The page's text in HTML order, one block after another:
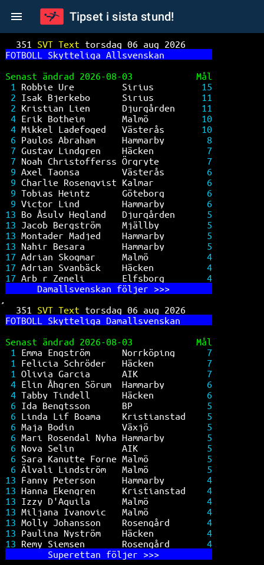
Tipset i sista stund!
351 SVT Text torsdag 06 aug 2026
FOTBOLL Skytteliga Allsvenskan
Senast ändrad 2026-08-03            Mål
1 Robbie Ure         Sirius 15
2 Isak Bjerkebo      Sirius 11
2 Kristian Lien      Djurgården 11
4 Erik Botheim       Malmö 10
4 Mikkel Ladefoged   Västerås 10
6 Paulos Abraham     Hammarby 8
7 Gustav Lindgren    Häcken 7
7 Noah Christofferss Örgryte 7
9 Axel Taonsa        Västerås 6
9 Charlie Rosenqvist Kalmar 6
9 Tobias Heintz      Göteborg 6
9 Victor Lind        Hammarby 6
13 Bo Åsulv Hegland   Djurgården 5
13 Jacob Bergström    Mjällby 5
13 Montader Madjed    Hammarby 5
13 Nahir Besara       Hammarby 5
17 Adrian Skogmar     Malmö 4
17 Adrian Svanbäck    Häcken 4
17 Arb r Zeneli       Elfsborg 4
      Da
mallsvenskan följer >>>
351 SVT Text torsdag 06 aug 2026
FOTBOLL Skytteliga Damallsvenskan
Senast ändrad 2026-08-03            Mål
1 Emma Engström      Norrköping 7
1 Felicia Schröder   Häcken 7
1 Olivia Garcia      AIK 7
4 Elin Åhgren Sörum  Hammarby 6
4 Tabby Tindell      Häcken 6
6 Ida Bengtsson      BP 5
6 Linda Lif Boama    Kristianstad 5
6 Maja Bodin         Växjö 5
6 Mari Rosendal Nyha Hammarby 5
6 Nova Selin         AIK 5
6 Sara Kanutte Forne Malmö 5
6 Älvali Lindström   Malmö 5
13 Fanny Peterson     Hammarby 4
13 Hanna Ekengren     Kristianstad 4
13 Izzy D'Aquila      Malmö 4
13 Miljana Ivanovic   Malmö 4
13 Molly Johansson    Rosengård 4
13 Paulina Nyström    Häcken 4
13 Remy Siemsen       Rosengård 4
        Su
perettan följer >>>